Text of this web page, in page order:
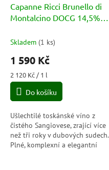
Capanne Ricci Brunello di
Montalcino DOCG 14,5%
Skladem (1 ks)
1 590 Kč
Měrná
cena:
2 120 Kč / 1 l
Do košíku
Ušlechtilé toskánské víno z
čistého Sangiovese, zrající více
než tři roky v dubových sudech.
Plné, komplexní a elegantní